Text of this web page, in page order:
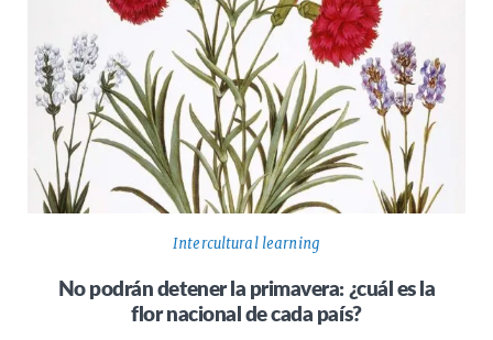
Intercultural learning
No podrán detener la primavera: ¿cuál es la
flor nacional de cada país?